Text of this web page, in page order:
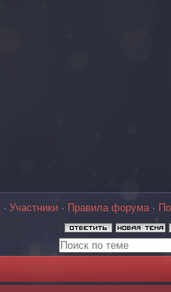
· Участники · Правила форума·